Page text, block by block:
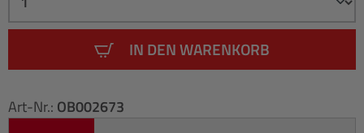
IN DEN WARENKORB
Art-Nr.: OB002673